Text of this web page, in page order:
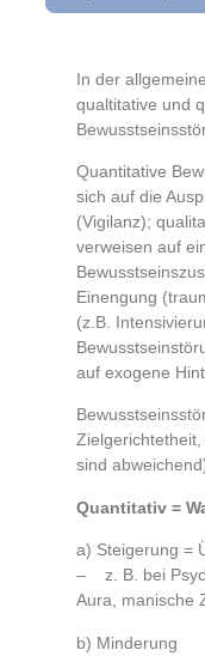
In der
qualtitative und
Quantitative
sich auf die
(Vigilanz);
verweisen auf
Einengung
(z.B.
auf exogene
sind
Quantitativ =
a) Steigerung =
– z. B. bei
Aura, manische
b) Minderung